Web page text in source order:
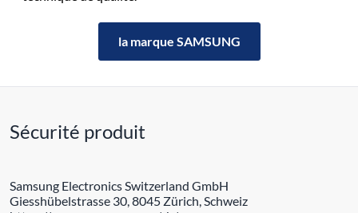
la marque SAMSUNG
Sécurité produit
Samsung Electronics Switzerland GmbH
Giesshübelstrasse 30, 8045 Zürich, Schweiz